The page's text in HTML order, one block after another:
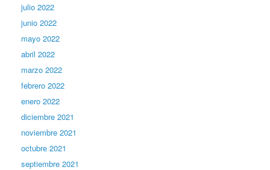
julio 2022
junio 2022
mayo 2022
abril 2022
marzo 2022
febrero 2022
enero 2022
diciembre 2021
noviembre 2021
octubre 2021
septiembre 2021